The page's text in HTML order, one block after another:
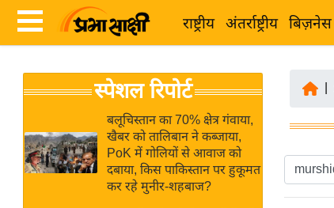
राष्ट्रीय अंतर्राष्ट्रीय बिज़नेस
News
Hindi
Hindi
ब
र
स्पेशल रिपोर्ट
बलूचिस्तान का 70% क्षेत्र गंवाया,
खैबर को तालिबान ने कब्जाया,
PoK में गोलियों से आवाज को
दबाया, किस पाकिस्तान पर हुकूमत
कर रहे मुनीर-शहबाज?